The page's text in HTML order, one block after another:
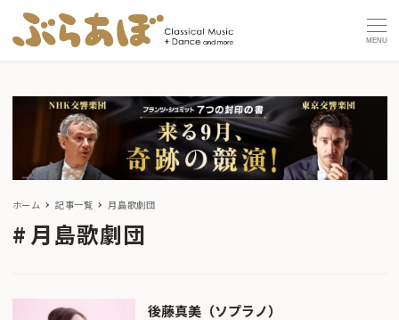
MENU
ホーム 記事一覧 月島歌劇団
月島歌劇団
後藤真美（ソプラノ）